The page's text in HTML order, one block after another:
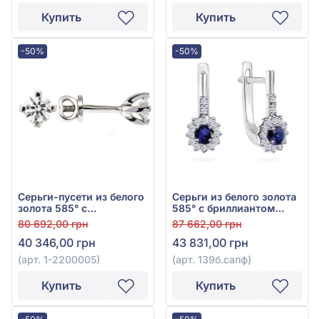
Купить Купить
-50%
Серьги-пусети из белого
золота 585° с
бриллиантом 0,33ct, арт.
1-2200005
80 692,00 грн
40 346,00 грн
(арт. 1-2200005)
Купить
-50%
Серьги из белого золота
585° с бриллиантом
0,192ct и синим
сапфиром 0,41ct, арт.
139б.сапф
87 662,00 грн
43 831,00 грн
(арт. 139б.сапф)
Купить